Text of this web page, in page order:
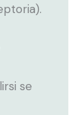
se